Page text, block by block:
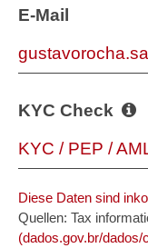
E-Mail
KYC Check
KYC / PEP /
Diese Daten sind
Quellen: Tax
(dados.gov.br/